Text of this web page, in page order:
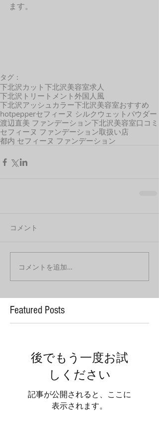
ます。
タグ：
下北沢カット 下北沢美容室求人
下北沢トリートメント 外国人風
下北沢アッシュカラー下北沢美容室おすすめ
hotpepperセフィーヌ シルクウェットパウダー
渡辺直美 ファンデーション下北沢美容室口コミ
セフィーヌ ファンデーション取扱い店
都内 セフィーヌ ファンデーション
コメント
コメントを追加…
Featured Posts
後でもう一度お試
しください
記事が公開されると、ここに
表示されます。